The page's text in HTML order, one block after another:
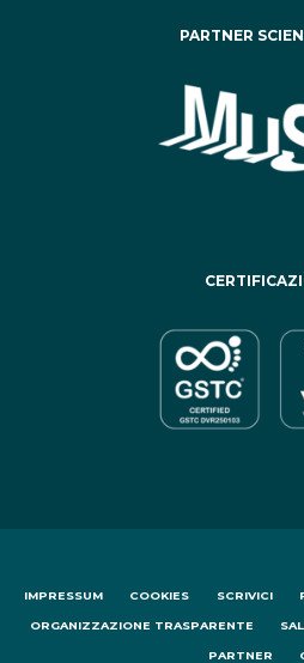
PARTNER
IMPRESSUM COOKIES SCRIVICI
ORGANIZZAZIONE TRASPARENTE
PARTNER